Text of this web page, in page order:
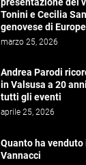
Tonini e Cecilia
genovese di
marzo 25, 2026
Andrea Parodi
in Valsusa a 20
tutti gli eventi
aprile 25, 2026
Quanto ha
Vannacci